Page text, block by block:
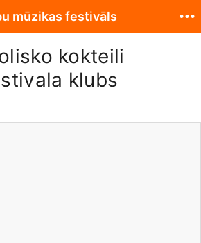
kokteili
klubs
mūzikas festivāls